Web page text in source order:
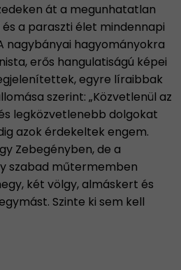
át a megunhatatlan
a paraszti élet mindennapi
nagybányai hagyományokra
erős hangulatiságú képei
egyre líraibbak
szerint: „Közvetlenül az
legközvetlenebb dolgokat
azok érdekeltek engem.
Zebegényben, de a
szabad műtermemben
két völgy, almáskert és
Szinte ki sem kell